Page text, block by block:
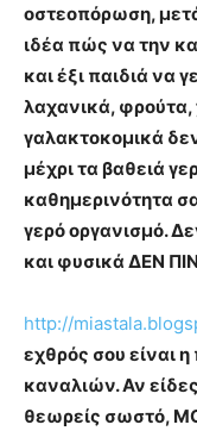
οστεοπόρωση,
ιδέα πώς να την
και έξι παιδιά
λαχανικά, φρούτα,
γαλακτοκομικά
μέχρι τα βαθειά
καθημερινότητα
γερό οργανισμό.
και φυσικά ΔΕΝ
http://
εχθρός σου είναι
καναλιών. Αν
θεωρείς σωστό,